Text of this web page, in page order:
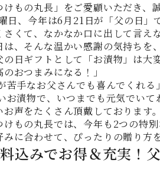
もの丸長」をご愛顧いただき、
日、今年は6月21日が「父の日」
さくて、なかなか口に出して言え
は、そんな温かい感謝の気持ちを
日ギフトとして「お漬物」は大
のおつまみになる！」
苦手なお父さんでも喜んでくれる」
お漬物で、いつまでも元気でいて
声をたくさん頂戴しております。
けもの丸長では、今年も2つの特
に合わせて、ぴったりの贈り方
料込みでお得＆充実！